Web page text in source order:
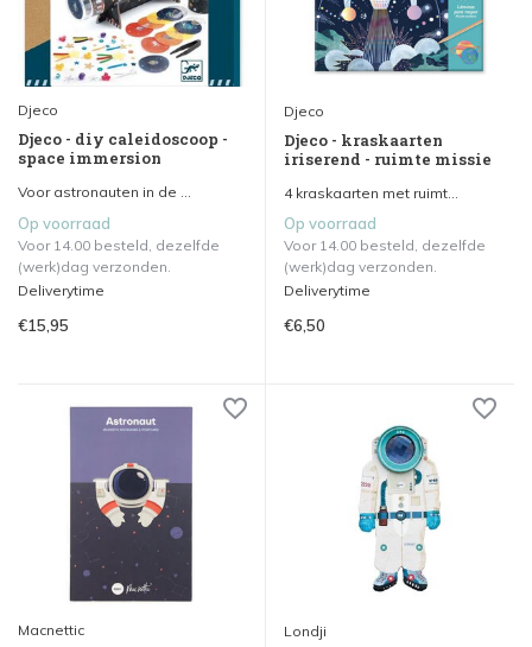
Djeco
Djeco - diy caleidoscoop -
space immersion
Voor astronauten in de ...
Op voorraad
Voor 14.00 besteld, dezelfde
(werk)dag verzonden.
Deliverytime
€15,95
Djeco
Djeco - kraskaarten
iriserend - ruimte missie
4 kraskaarten met ruimt...
Op voorraad
Voor 14.00 besteld, dezelfde
(werk)dag verzonden.
Deliverytime
€6,50
Macnettic Londji